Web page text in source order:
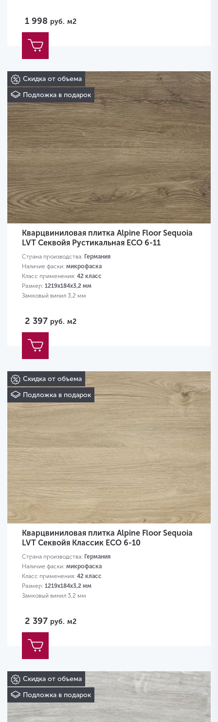
1 998 руб. м2
Скидка от объема
Подложка в подарок
Кварцвиниловая плитка Alpine Floor Sequoia
LVT Секвойя Рустикальная ECO 6-11
Страна производства: Германия
Наличие фаски: микрофаска
Класс применения: 42 класс
Размер: 1219х184х3,2 мм
Замковый винил 3,2 мм
2 397 руб. м2
Скидка от объема
Подложка в подарок
Кварцвиниловая плитка Alpine Floor Sequoia
LVT Секвойя Классик ECO 6-10
Страна производства: Германия
Наличие фаски: микрофаска
Класс применения: 42 класс
Размер: 1219х184х3,2 мм
Замковый винил 3,2 мм
2 397 руб. м2
Скидка от объема
Подложка в подарок